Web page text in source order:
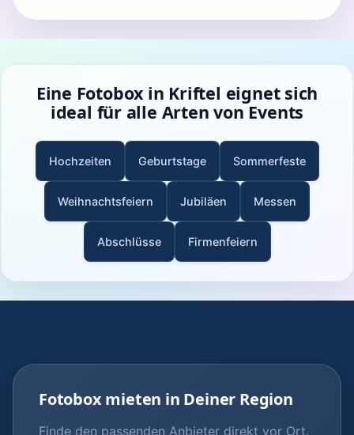
Eine Fotobox in Kriftel eignet sich
ideal für alle Arten von Events
Hochzeiten Geburtstage Sommerfeste
Weihnachtsfeiern Jubiläen Messen
Abschlüsse Firmenfeiern
Fotobox mieten in Deiner Region
Finde den passenden Anbieter direkt vor Ort.